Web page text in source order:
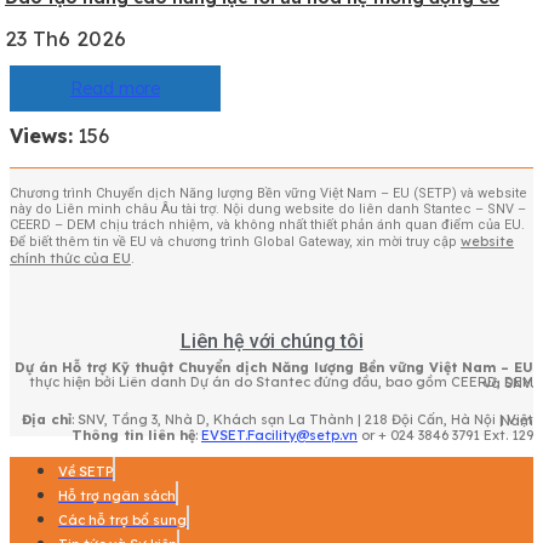
23 Th6 2026
Read more
Views: 156
Chương trình Chuyển dịch Năng lượng Bền vững Việt Nam – EU (SETP) và website
này do Liên minh châu Âu tài trợ. Nội dung website do liên danh Stantec – SNV –
CEERD – DEM chịu trách nhiệm, và không nhất thiết phản ánh quan điểm của EU.
Để biết thêm tin về EU và chương trình Global Gateway, xin mời truy cập website
chính thức của EU.
Liên hệ với chúng tôi
Dự án Hỗ trợ Kỹ thuật Chuyển dịch Năng lượng Bền vững Việt Nam – EU
thực hiện bởi Liên danh Dự án do Stantec đứng đầu, bao gồm CEERD, DEM và SNV.
Địa chỉ
: SNV, Tầng 3, Nhà D, Khách sạn La Thành | 218 Đội Cấn, Hà Nội | Việt Nam
Thông tin liên hệ: EVSET.Facility@setp.vn or + 024 3846 3791 Ext. 129
Về SETP
Hỗ trợ ngân sách
Các hỗ trợ bổ sung